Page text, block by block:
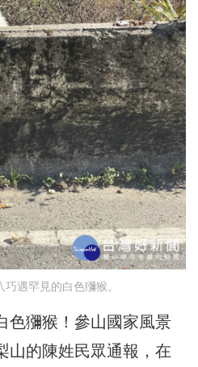
遇罕見的白色獼猴。
色獼猴！參山國家風景
山的陳姓民眾通報，在